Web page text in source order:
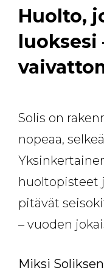
Huolto,
luoksesi
Solis on
nopeaa,
huoltopisteet
pitävät
– vuoden
Miksi